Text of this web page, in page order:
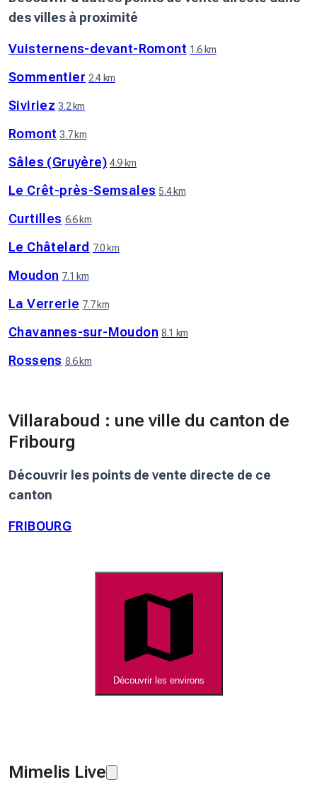
des villes à proximité
Vuisternens-devant-Romont 1.6 km
Sommentier 2.4 km
Siviriez 3.2 km
Romont 3.7 km
Sâles (Gruyère) 4.9 km
Le Crêt-près-Semsales 5.4 km
Curtilles 6.6 km
Le Châtelard 7.0 km
Moudon 7.1 km
La Verrerie 7.7 km
Chavannes-sur-Moudon 8.1 km
Rossens 8.6 km
Villaraboud : une ville du canton de
Fribourg
Découvrir les points de vente directe de ce
canton
FRIBOURG
Découvrir les environs
Mimelis Live